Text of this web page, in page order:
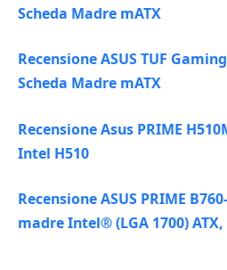
Scheda Madre mATX
Recensione ASUS TUF
Scheda Madre mATX
Recensione Asus PRIME
Intel H510
Recensione ASUS PRIME
madre Intel® (LGA 1700) ATX,